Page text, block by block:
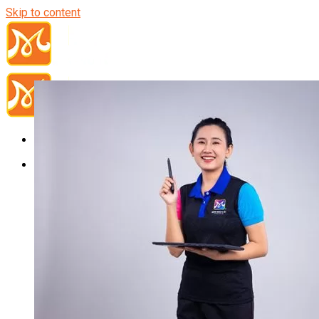
Skip to content
Bếp Trưởng Điều Hành
Nghiệp Vụ Bếp Trưởng
Nghiệp Vụ Bếp Quốc Tế
Nghiệp Vụ Bếp Trưởng Bếp Việt
Nghiệp Vụ Bếp Trưởng Bếp Âu
Nghiệp Vụ Bếp Trưởng Bếp Á
Nghiệp Vụ Bếp Trưởng Bếp Nhật
Nghiệp Vụ Bếp Trưởng Bếp Hoa